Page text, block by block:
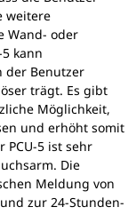
weitere
Wand- oder
kann
der Benutzer
trägt. Es gibt
Möglichkeit,
und erhöht somit
PCU-5 ist sehr
Die
Meldung von
zur 24-Stunden-